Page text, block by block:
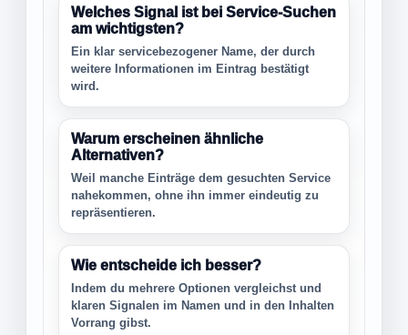
Welches Signal ist bei Service-Suchen
am wichtigsten?
Ein klar servicebezogener Name, der durch
weitere Informationen im Eintrag bestätigt
wird.
Warum erscheinen ähnliche
Alternativen?
Weil manche Einträge dem gesuchten Service
nahekommen, ohne ihn immer eindeutig zu
repräsentieren.
Wie entscheide ich besser?
Indem du mehrere Optionen vergleichst und
klaren Signalen im Namen und in den Inhalten
Vorrang gibst.